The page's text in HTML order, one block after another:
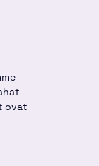
ovat